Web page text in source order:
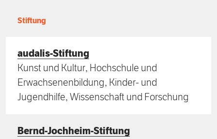
Förderpreis
Finanzierung
Zustiften und Spenden
Stiftung
audalis-Stiftung
Kunst und Kultur, Hochschule und
Erwachsenenbildung, Kinder- und
Jugendhilfe, Wissenschaft und Forschung
Bernd-Jochheim-Stiftung